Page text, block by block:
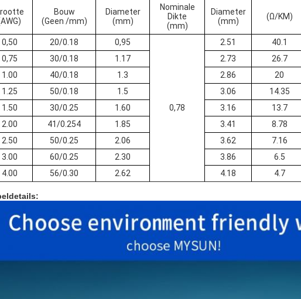
Bouw
(Geen /mm)
Diameter
(mm)
Nominale
Dikte
(mm)
Diameter
(mm)
(Ω/KM)
0,50 20/0.18 0,95
0,78
2.51 40.1
0,75 30/0.18 1.17 2.73
26.7
1.00
40/0.18 1.3 2.86
20
1.25
50/0.18 1.5 3.06
14.35
1.50
30/0.25 1.60 3.16
13.7
2.00
41/0.254 1.85 3.41
8.78
2.50
50/0.25 2.06 3.62
7.16
3.00
60/0.25 2.30 3.86
6.5
4.00
56/0.30 2.62 4.18 4.7